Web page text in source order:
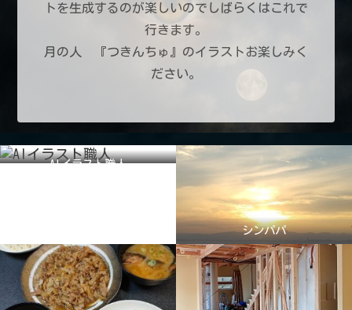
トを生成するのが楽しいのでしばらくはこれで
行きます。
月の人 『つきんちゅ』のイラストお楽しみく
ださい。
AIイラスト職人
シンパパ